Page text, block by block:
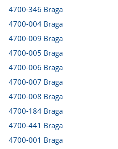
4700-346 Braga
4700-004 Braga
4700-009 Braga
4700-005 Braga
4700-006 Braga
4700-007 Braga
4700-008 Braga
4700-184 Braga
4700-441 Braga
4700-001 Braga